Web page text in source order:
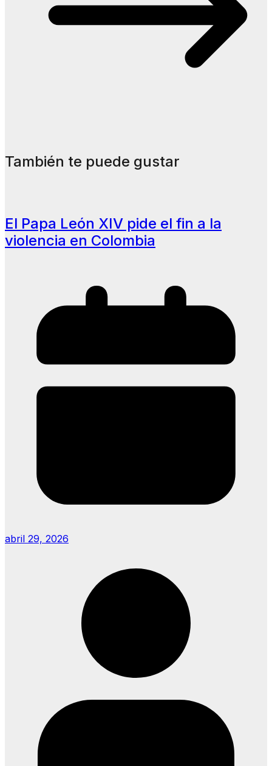
También te puede gustar
El Papa León XIV pide el fin a la
violencia en Colombia
abril 29, 2026